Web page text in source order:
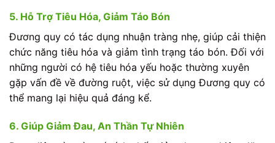
5. Hỗ Trợ Tiêu Hóa, Giảm Táo Bón
Đương quy có tác dụng nhuận tràng nhẹ, giúp cải thiện
chức năng tiêu hóa và giảm tình trạng táo bón. Đối với
những người có hệ tiêu hóa yếu hoặc thường xuyên
gặp vấn đề về đường ruột, việc sử dụng Đương quy có
thể mang lại hiệu quả đáng kể.
6. Giúp Giảm Đau, An Thần Tự Nhiên